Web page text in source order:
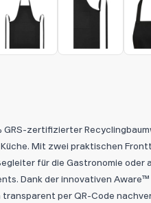
GRS-zertifizierter
Mit zwei praktischen
für die Gastronomie oder
Dank der innovativen
per QR-Code